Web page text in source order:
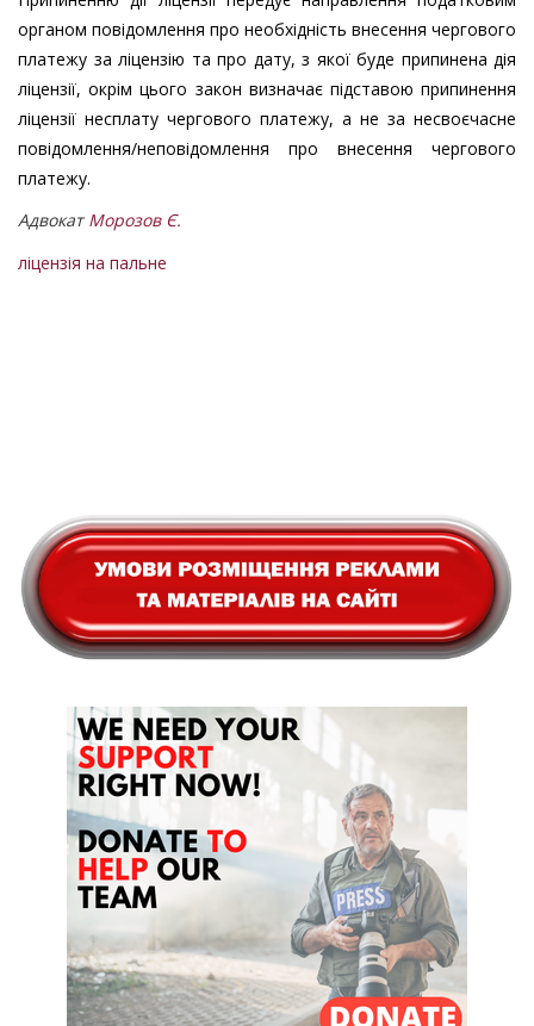
органом повідомлення про необхідність внесення чергового
платежу за ліцензію та про дату, з якої буде припинена дія
ліцензії, окрім цього закон визначає підставою припинення
ліцензії несплату чергового платежу, а не за несвоєчасне
повідомлення/неповідомлення про внесення чергового
платежу.
Адвокат Морозов Є.
ліцензія на пальне